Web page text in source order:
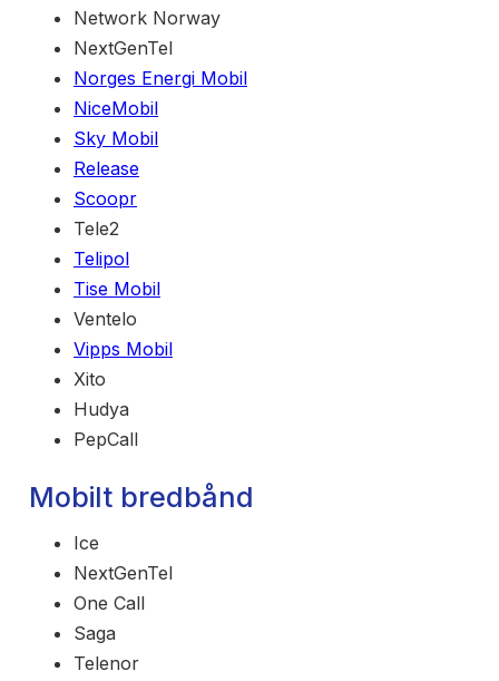
Network Norway
NextGenTel
Norges Energi Mobil
NiceMobil
Sky Mobil
Release
Scoopr
Tele2
Telipol
Tise Mobil
Ventelo
Vipps Mobil
Xito
Hudya
PepCall
Mobilt bredbånd
Ice
NextGenTel
One Call
Saga
Telenor